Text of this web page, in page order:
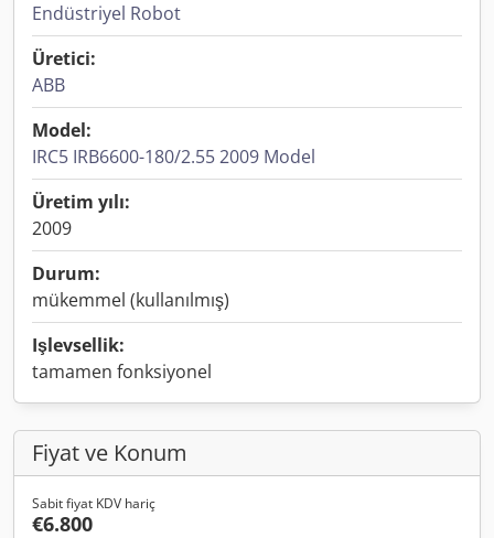
Endüstriyel Robot
Üretici:
ABB
Model:
IRC5 IRB6600-180/2.55 2009 Model
Üretim yılı:
2009
Durum:
mükemmel (kullanılmış)
Işlevsellik:
tamamen fonksiyonel
Fiyat ve Konum
Sabit fiyat KDV hariç
€6.800